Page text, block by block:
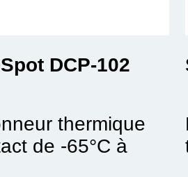
DCP-102
thermique
de -65°C à